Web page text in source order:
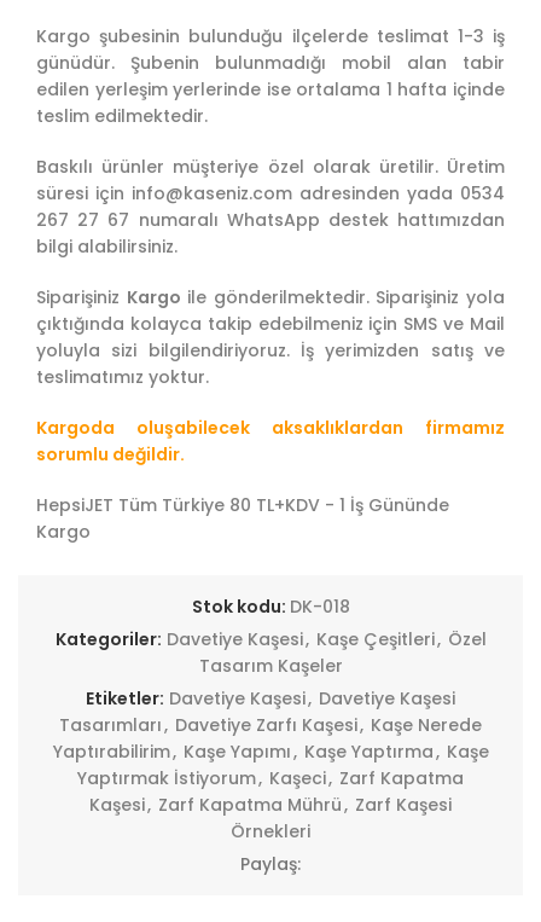
Kargo şubesinin bulunduğu ilçelerde teslimat 1-3 iş
günüdür. Şubenin bulunmadığı mobil alan tabir
edilen yerleşim yerlerinde ise ortalama 1 hafta içinde
teslim edilmektedir.
Baskılı ürünler müşteriye özel olarak üretilir. Üretim
süresi için info@kaseniz.com adresinden yada 0534
267 27 67 numaralı WhatsApp destek hattımızdan
bilgi alabilirsiniz.
Siparişiniz Kargo ile gönderilmektedir. Siparişiniz yola
çıktığında kolayca takip edebilmeniz için SMS ve Mail
yoluyla sizi bilgilendiriyoruz. İş yerimizden satış ve
teslimatımız yoktur.
Kargoda oluşabilecek aksaklıklardan firmamız
sorumlu değildir.
HepsiJET Tüm Türkiye 80 TL+KDV - 1 İş Gününde
Kargo
Stok kodu: DK-018
Kategoriler: Davetiye Kaşesi, Kaşe Çeşitleri, Özel
Tasarım Kaşeler
Etiketler: Davetiye Kaşesi, Davetiye Kaşesi
Tasarımları, Davetiye Zarfı Kaşesi, Kaşe Nerede
Yaptırabilirim, Kaşe Yapımı, Kaşe Yaptırma, Kaşe
Yaptırmak İstiyorum, Kaşeci, Zarf Kapatma
Kaşesi, Zarf Kapatma Mührü, Zarf Kaşesi
Örnekleri
Paylaş: